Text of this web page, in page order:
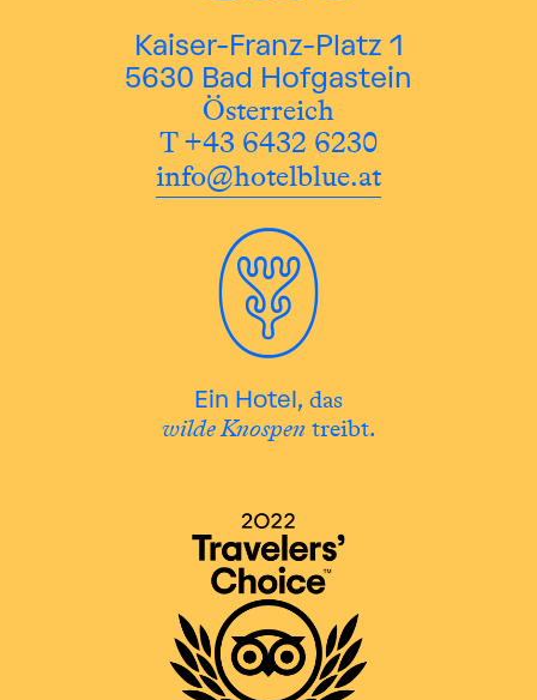
Kaiser-Franz-Platz 1
5630 Bad Hofgastein
Österreich
T +43 6432 6230
info@hotelblue.at
Ein Hotel, das
wilde Knospentreibt.